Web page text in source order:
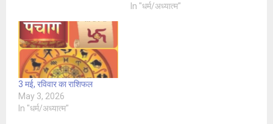
In "धर्म/अध्यात्म"
3 मई, रविवार का राशिफल
May 3, 2026
In "धर्म/अध्यात्म"